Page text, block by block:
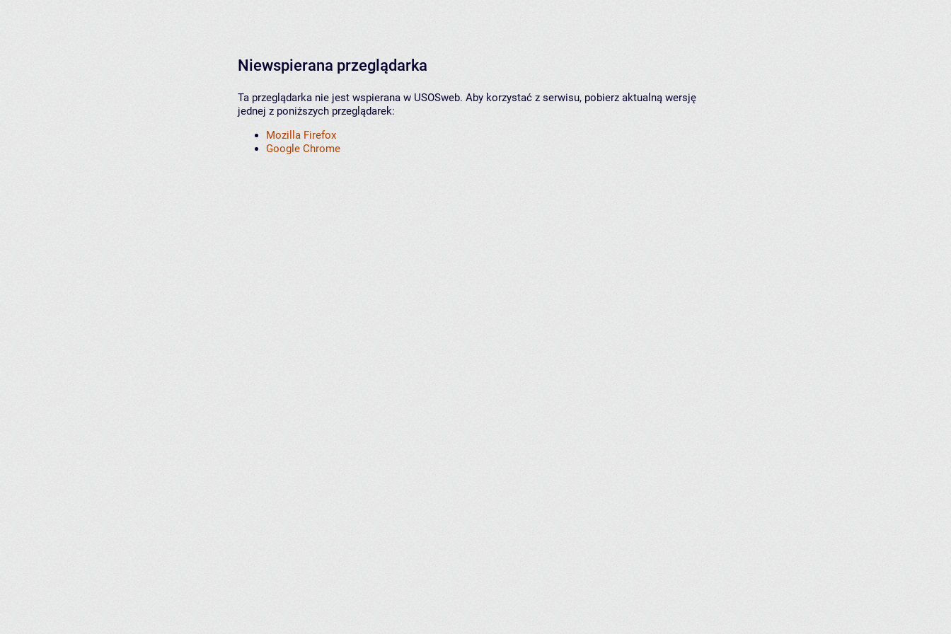
Niewspierana przeglądarka
Ta przeglądarka nie jest wspierana w USOSweb. Aby korzystać z serwisu, pobierz aktualną wersję
jednej z poniższych przeglądarek:
Mozilla Firefox
Google Chrome